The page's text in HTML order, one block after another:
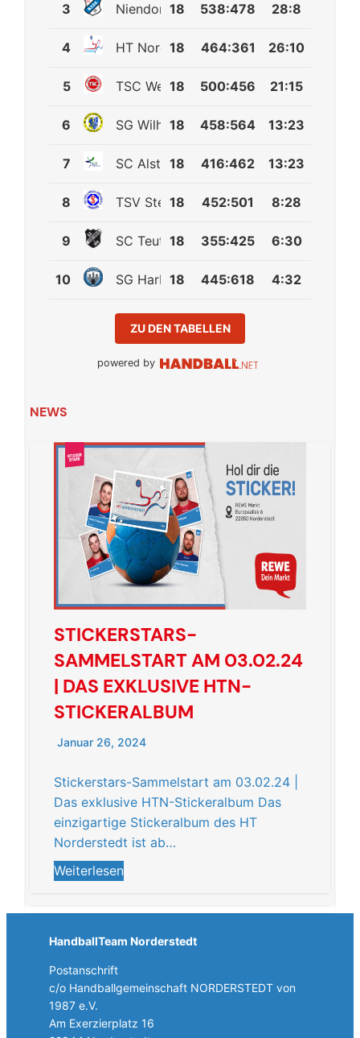
3 Niendorfer TSV 3
18 538:478 28:8
4 HT Norderstedt 3
18 464:361 26:10
5 TSC Wellingsbüttel 2
18 500:456 21:15
6 SG Wilhelmsburg 3
18 458:564 13:23
7 SC Alstertal-Langenhorn 3
18 416:462 13:23
8 TSV Stellingen 88 2
18 452:501 8:28
9 SC Teutonia 10 Hamburg
18 355:425 6:30
10 SG Harburg
18 445:618 4:32
ZU DEN TABELLEN
powered by
NEWS
STICKERSTARS-
SAMMELSTART AM 03.02.24
| DAS EXKLUSIVE HTN-
STICKERALBUM
Januar 26, 2024
Stickerstars-Sammelstart am 03.02.24 |
Das exklusive HTN-Stickeralbum Das
einzigartige Stickeralbum des HT
Norderstedt ist ab…
Weiterlesen
HandballTeam Norderstedt
Postanschrift
c/o Handballgemeinschaft NORDERSTEDT von
1987 e.V.
Am Exerzierplatz 16